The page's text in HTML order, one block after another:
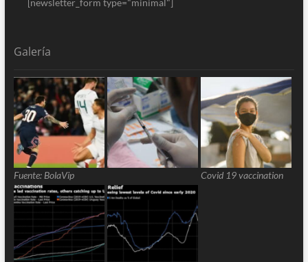
Galería
Fuente: BolaVip Covid 19 vaccination